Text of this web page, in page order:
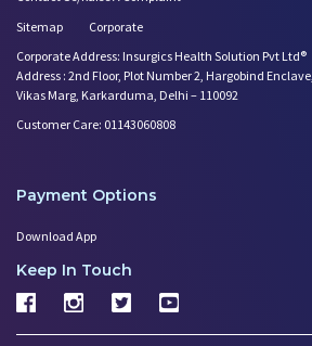
Sitemap
Corporate
Corporate Address: Insurgics Health Solution Pvt Ltd®
Address : 2nd Floor, Plot Number 2, Hargobind Enclave,
Vikas Marg, Karkarduma, Delhi – 110092
Customer Care: 01143060808
Payment Options
Download App
Keep In Touch